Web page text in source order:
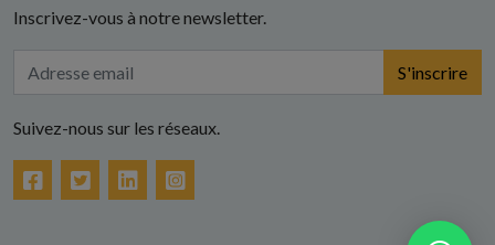
Inscrivez-vous à notre newsletter.
S'inscrire
Suivez-nous sur les réseaux.
FacebookTwitterLinkedIn